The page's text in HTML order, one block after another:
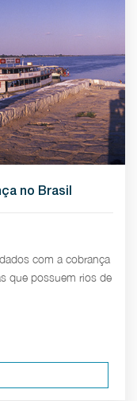
no Brasil
com a cobrança
que possuem rios de